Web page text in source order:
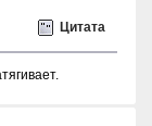
Цитата